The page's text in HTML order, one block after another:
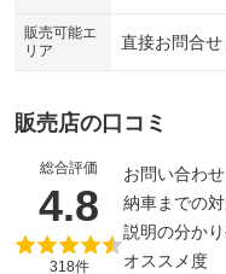
販売可能エ
リア
直接お問合
販売店の口コミ
総合評価
4.8 （5点
318件
お問い合わせ
納車までの
説明の分か
オススメ度